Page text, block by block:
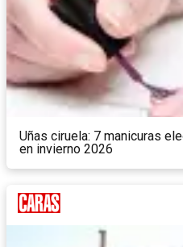
Uñas ciruela: 7 manicuras
en invierno 2026